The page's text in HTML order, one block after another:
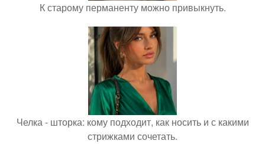
К старому перманенту можно привыкнуть.
Челка - шторка: кому подходит, как носить и с какими
стрижками сочетать.